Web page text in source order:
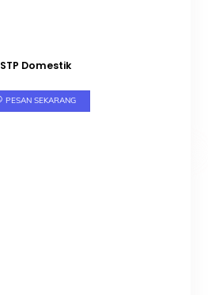
STP Domestik
PESAN SEKARANG